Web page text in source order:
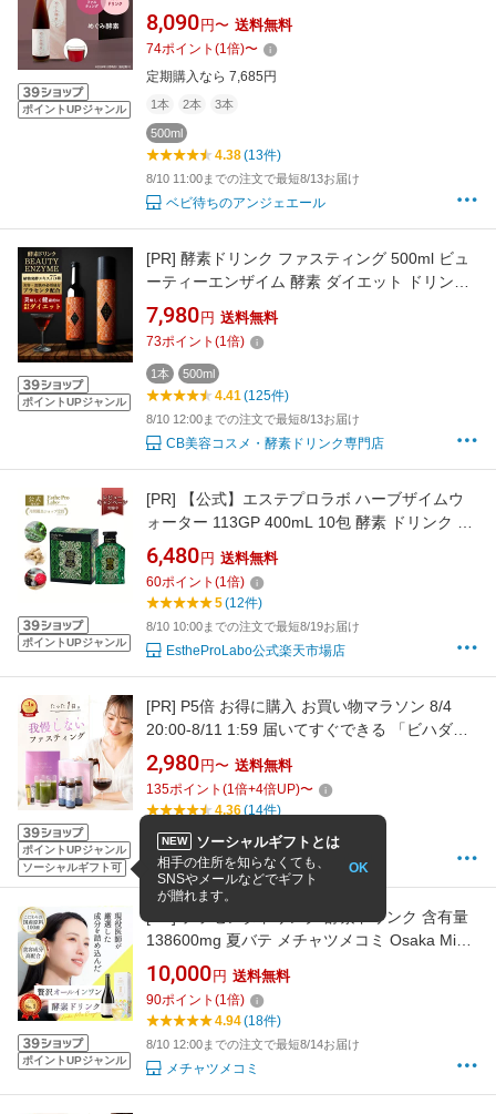
ポイントUPジャンル
オーガニック 美容 発酵 酵素 国産原料 腸活 酵
素原液 保存料 添加物 着色料 防腐剤 不使用 ア
ンジェエール めぐみ酵素 送料無料 日本製 1本
500ml
8,090 円〜 送料無料
74ポイント (1倍)〜
定期購入なら 7,685円
1本 2本 3本
500ml
4.38(13件)
8/10 11:00までの注文で最短8/13お届け
ベビ待ちのアンジェエール
ポイントUPジャンル
[PR] 酵素ドリンク ファスティング 500ml ビュ
ーティーエンザイム 酵素 ダイエット ドリンク
プレゼント ギフト 贈り物 最適 置き換えダイエ
ット 一週間 断食 プチ断食 3日 健康 サポート
こうそ
7,980 円 送料無料
73ポイント (1倍)
1本 500ml
4.41(125件)
8/10 12:00までの注文で最短8/13お届け
CB美容コスメ・酵素ドリンク専門店
ポイントUPジャンル
[PR]
【公式】エステプロラボ ハーブザイムウ
ォーター 113GP 400mL 10包 酵素 ドリンク フ
ァスティング 腸活 置き換え 断食 インナービュ
ーティー 国産植物 100% 無添加 セット Esthe
Pro Labo
6,480 円 送料無料
60ポイント (1倍)
5(12件)
8/10 10:00までの注文で最短8/19お届け
EstheProLabo公式楽天市場店
ポイントUPジャンル
ソーシャルギフト可
[PR] P5倍 お得に購入 お買い物マラソン 8/4
20:00-8/11 1:59 届いてすぐできる 「ビハダ
1day ファスティングセット」漢方 野草 プラセ
ンタ ヒアルロン酸 コラーゲン 青汁 生酵素 ファ
スティングブック付き 無添加 国産 酵素ドリン
ク 美肌 腸活 デトックス 置き換え お腹痩せ
2,980 円〜 送料無料
135ポイント (1倍+4倍UP)〜
4.36(14件)
12:00までの注文で最短8/11お届け
Bendelオンラインストア楽天市場店
ポイントUPジャンル
[PR]
プラセンタドリンク 酵素ドリンク 含有量
138600mg 夏バテ メチャツメコミ Osaka Mix
Enzyme 720ml ファスティング ダイエット プ
ラセンタ 栄養ドリンク ビタミンC 無加水 置き
換え 無添加 食品添加物不使用
10,000 円 送料無料
90ポイント (1倍)
4.94(18件)
8/10 12:00までの注文で最短8/14お届け
メチャツメコミ
NEW ソーシャルギフトとは
相手の住所を知らなくても、
SNSやメールなどでギフト
が贈れます。
OK